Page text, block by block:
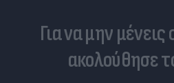
Για να μην
ακολούθησε